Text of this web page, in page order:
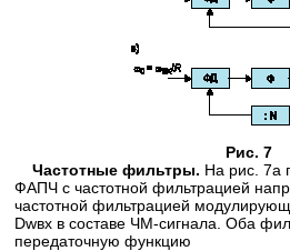
Рис. 7
Частотные фильтры. На рис. 7а
ФАПЧ с частотной фильтрацией
частотной фильтрацией
Dwвх в составе ЧМ-сигнала. Оба
передаточную функцию